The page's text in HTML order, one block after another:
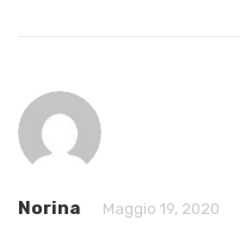
Norina Maggio 19, 2020